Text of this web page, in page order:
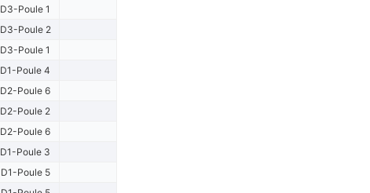
D3-Poule 1
D3-Poule 2
D3-Poule 1
D1-Poule 4
D2-Poule 6
D2-Poule 2
D2-Poule 6
D1-Poule 3
D1-Poule 5